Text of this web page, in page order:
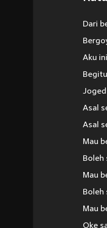
Dari
Aku
Joged
Asal
Asal
Mau
Boleh
Mau
Boleh
Mau
Oke